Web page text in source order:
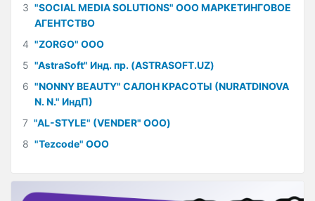
3 "SOCIAL MEDIA SOLUTIONS" ООО МАРКЕТИНГОВОЕ
АГЕНТСТВО
4 "ZORGO" ООО
5 "AstraSoft" Инд. пр. (ASTRASOFT.UZ)
6 "NONNY BEAUTY" САЛОН КРАСОТЫ (NURATDINOVA
N. N." ИндП)
7 "AL-STYLE" (VENDER" ООО)
8 "Tezcode" ООО